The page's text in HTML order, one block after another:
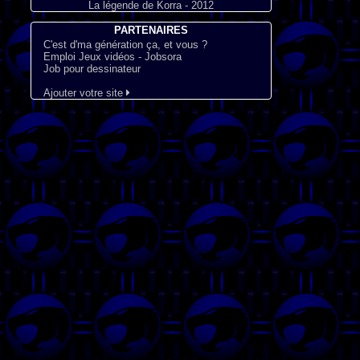
La légende de Korra - 2012
PARTENAIRES
C'est d'ma génération ça, et vous ?
Emploi Jeux vidéos - Jobsora
Job pour dessinateur
Ajouter votre site